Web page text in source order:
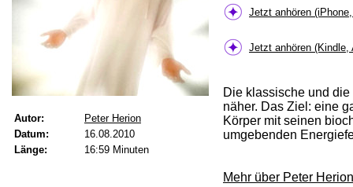
Autor:
Peter Herion
Datum:
16.08.2010
Länge:
16:59 Minuten
Jetzt anhören
Jetzt anhören (Kindle,
Die klassische und
näher. Das Ziel: eine
Körper mit seinen
umgebenden
Mehr über Peter